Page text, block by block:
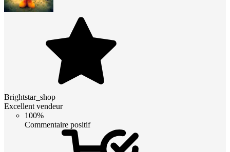
Brightstar_shop
Excellent vendeur
100%
Commentaire positif